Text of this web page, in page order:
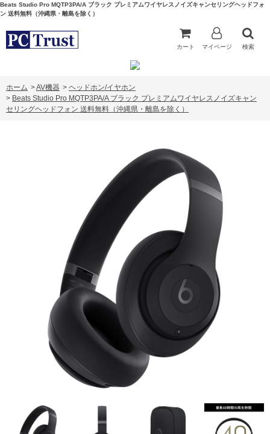
Beats Studio Pro MQTP3PA/A ブラック プレミアムワイヤレスノイズキャンセリングヘッドフォ
ン 送料無料（沖縄県・離島を除く）
カート マイページ 検索
ホーム >AV機器 > ヘッドホン/イヤホン
> Beats Studio Pro MQTP3PA/A ブラック プレミアムワイヤレスノイズキャン
セリングヘッドフォン 送料無料（沖縄県・離島を除く）